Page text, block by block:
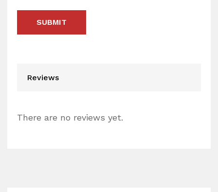
Reviews
There are no reviews yet.